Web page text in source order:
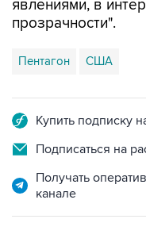
Пентагон США
Подписаться на
Получать